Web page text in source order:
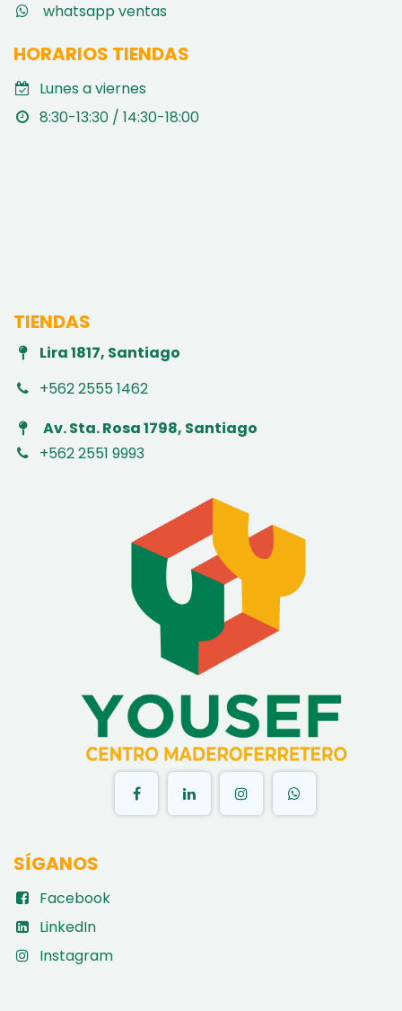
whatsapp ventas
HORARIOS TIENDAS
Lunes a viernes
8:30-13:30 / 14:30-18:00
TIENDAS
Lira 1817, Santiago
+562 2555 1462
Av. Sta. Rosa 1798, Santiago
+562 2551 9993
SÍGANOS
Facebook
LinkedIn
Instagram